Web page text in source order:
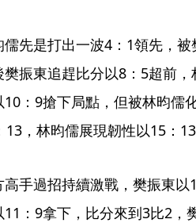
先是打出一波4：1領先，
振東追趕比分以8：5超前
：9搶下局點，但被林昀儒
，林昀儒展現韌性以15：13
手過招持續激戰，樊振東以
：9拿下，比分來到3比2，